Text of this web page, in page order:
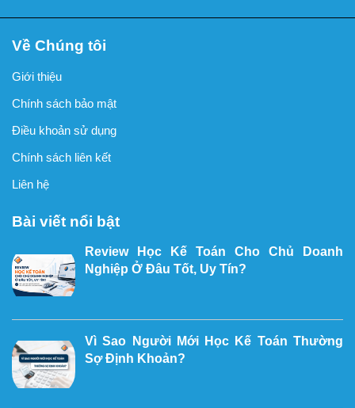
Về Chúng tôi
Giới thiệu
Chính sách bảo mật
Điều khoản sử dụng
Chính sách liên kết
Liên hệ
Bài viết nổi bật
Review Học Kế Toán Cho Chủ Doanh
Nghiệp Ở Đâu Tốt, Uy Tín?
Vì Sao Người Mới Học Kế Toán Thường
Sợ Định Khoản?